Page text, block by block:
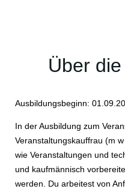
Über
Ausbildungsbeginn:
In der Ausbildung zum
Veranstaltungskauffrau (m
wie Veranstaltungen und
und kaufmännisch
werden. Du arbeitest von